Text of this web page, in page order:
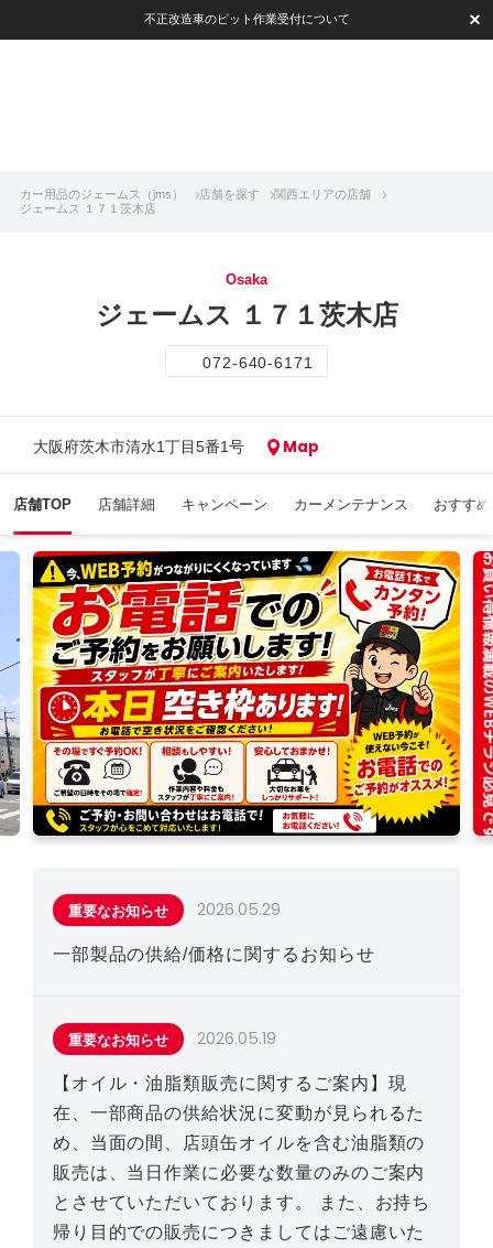
不正改造車のピット作業受付について
カー用品のジェームス（jms） 店舗を探す
関西エリアの店舗
ジェームス １７１茨木店
Osaka
ジェームス １７１茨木店
072-640-6171
大阪府茨木市清水1丁目5番1号 Map
店舗TOP 店舗詳細 キャンペーン カーメンテナンス おすす
重要なお知らせ 2026.05.29
一部製品の供給/価格に関するお知らせ
重要なお知らせ 2026.05.19
【オイル・油脂類販売に関するご案内】現
在、一部商品の供給状況に変動が見られるた
め、当面の間、店頭缶オイルを含む油脂類の
販売は、当日作業に必要な数量のみのご案内
とさせていただいております。 また、お持ち
帰り目的での販売につきましてはご遠慮いた